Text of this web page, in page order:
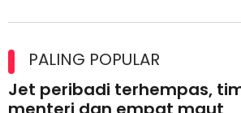
lesen separuh pertama 2026
PALING POPULAR
Jet peribadi terhempas,